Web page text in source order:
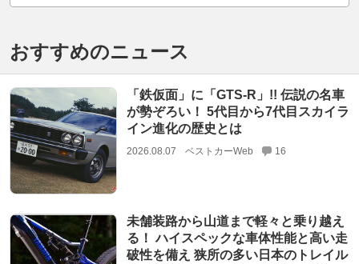
おすすめのニュース
「鉄仮面」に「GTS-R」!! 伝説の名車
が勢ぞろい！ 5代目から7代目スカイラ
イン進化の歴史とは
2026.08.07 ベストカーWeb 16
未舗装路から山道まで軽々と乗り越え
る！ ハイスペックな車体性能と高い走
破性を備え 狭所の多い日本のトレイル